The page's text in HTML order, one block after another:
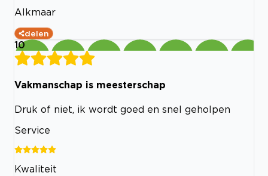
Alkmaar
delen
10
Vakmanschap is meesterschap
Druk of niet, ik wordt goed en snel geholpen
Service
Kwaliteit